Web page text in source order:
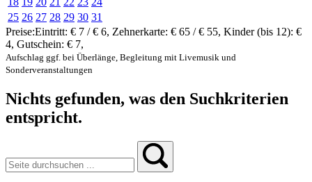
25 26 27 28 29 30 31
Preise:Eintritt: € 7 / € 6, Zehnerkarte: € 65 / € 55, Kinder (bis 12): €
4, Gutschein: € 7,
Aufschlag ggf. bei Überlänge, Begleitung mit Livemusik und
Sonderveranstaltungen
Nichts gefunden, was den Suchkriterien
entspricht.